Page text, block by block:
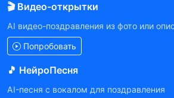
🎬 Видео-открытки
AI видео-поздравления из фото или
Попробовать
🎵 НейроПесня
AI-песня с вокалом для поздравления